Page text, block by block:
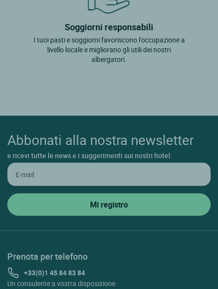
Soggiorni responsabili
I tuoi pasti e soggiorni favoriscono l'occupazione a
livello locale e migliorano gli utili dei nostri
albergatori.
Abbonati alla nostra newsletter
e ricevi tutte le news e i suggerimenti sui nostri hotel.
Prenota per telefono
+33(0)1 45 84 83 84
Un consulente a vostra disposizione